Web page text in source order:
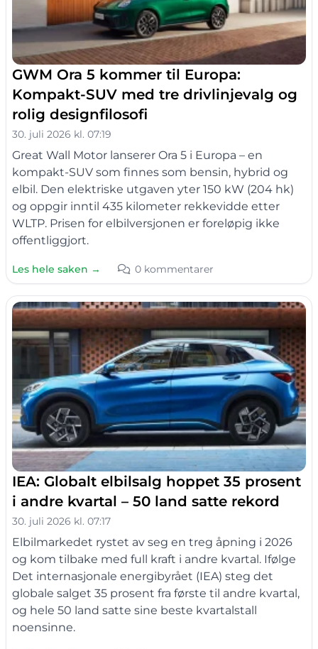
GWM Ora 5 kommer til Europa:
Kompakt-SUV med tre drivlinjevalg og
rolig designfilosofi
30. juli 2026 kl. 07:19
Great Wall Motor lanserer Ora 5 i Europa – en
kompakt-SUV som finnes som bensin, hybrid og
elbil. Den elektriske utgaven yter 150 kW (204 hk)
og oppgir inntil 435 kilometer rekkevidde etter
WLTP. Prisen for elbilversjonen er foreløpig ikke
offentliggjort.
Les hele saken → 0 kommentarer
IEA: Globalt elbilsalg hoppet 35 prosent
i andre kvartal – 50 land satte rekord
30. juli 2026 kl. 07:17
Elbilmarkedet rystet av seg en treg åpning i 2026
og kom tilbake med full kraft i andre kvartal. Ifølge
Det internasjonale energibyrået (IEA) steg det
globale salget 35 prosent fra første til andre kvartal,
og hele 50 land satte sine beste kvartalstall
noensinne.